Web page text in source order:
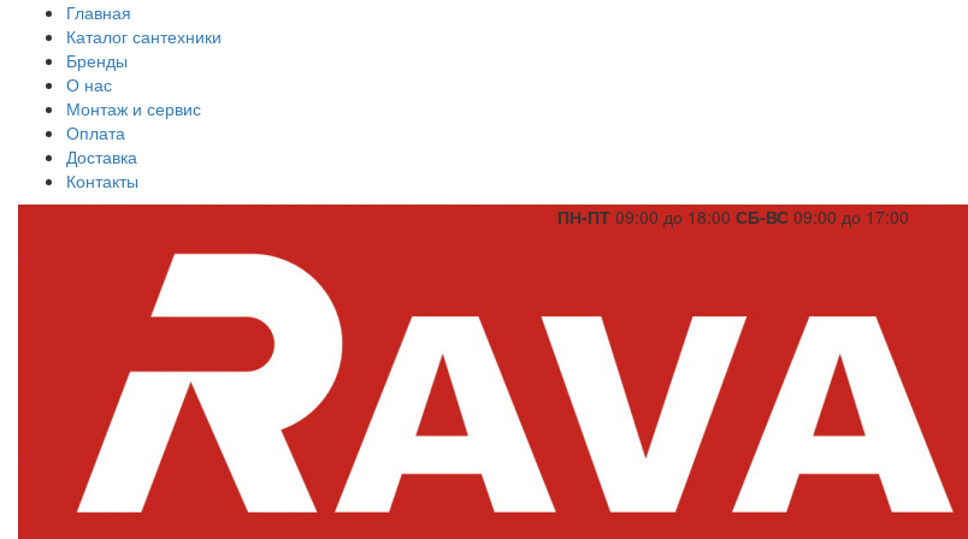
Главная
Каталог сантехники
Бренды
О нас
Монтаж и сервис
Оплата
Доставка
Контакты
ПН-ПТ 09:00 до 18:00 СБ-ВС 09:00 до 17:00